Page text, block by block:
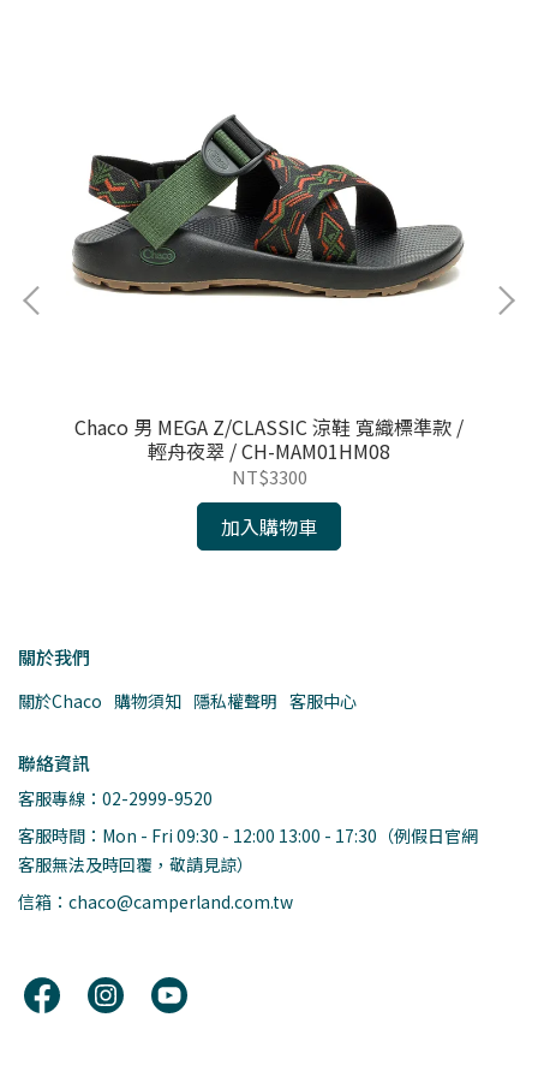
Chaco 男 MEGA Z/CLASSIC 涼鞋 寬織標準款 /
輕舟夜翠 / CH-MAM01HM08
NT$3300
加入購物車
關於我們
關於Chaco 購物須知 隱私權聲明 客服中心
聯絡資訊
客服專線：02-2999-9520
客服時間：Mon - Fri 09:30 - 12:00 13:00 - 17:30（例假日官網
客服無法及時回覆，敬請見諒）
信箱：chaco@camperland.com.tw